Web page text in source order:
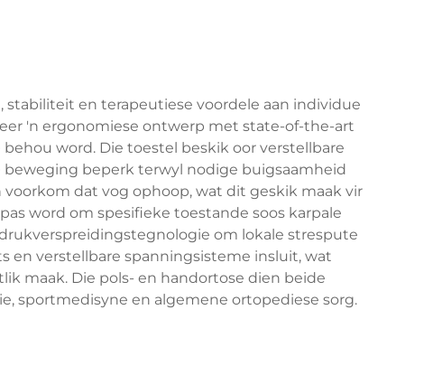
en terapeutiese voordele aan individue
'n ergonomiese ontwerp met state-of-the-art
word. Die toestel beskik oor verstellbare
beweging beperk terwyl nodige buigsaamheid
dat vog ophoop, wat dit geskik maak vir
word om spesifieke toestande soos karpale
om lokale strespute
en verstellbare spanningsisteme insluit, wat
maak. Die pols- en handortose dien beide
sportmedisyne en algemene ortopediese sorg.